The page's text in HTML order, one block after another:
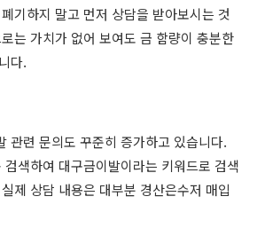
기하지 말고 먼저 상담을 받아보시는 것
는 가치가 없어 보여도 금 함량이 충분한
다.
관련 문의도 꾸준히 증가하고 있습니다.
색하여 ​대구금이발이라는 키워드로 검색
제 상담 내용은 대부분 경산은수저 매입